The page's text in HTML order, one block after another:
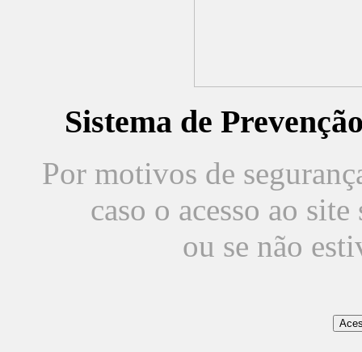
Sistema de
Por motivos de
caso o acesso ao
ou se não